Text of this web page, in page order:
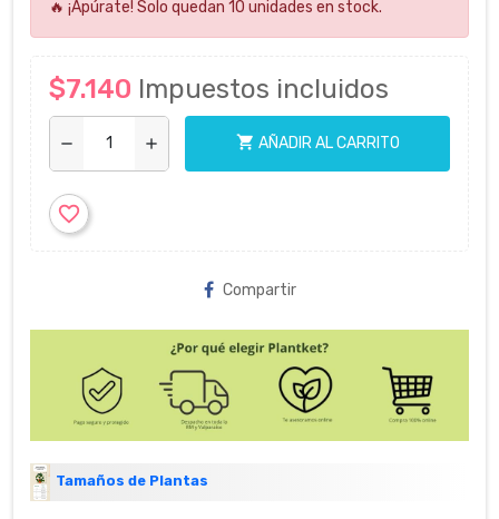
🔥 ¡Apúrate! Solo quedan 10 unidades en stock.
$7.140 Impuestos incluidos
remove add shopping_cart AÑADIR AL CARRITO
favorite_border
Compartir
Tamaños de Plantas